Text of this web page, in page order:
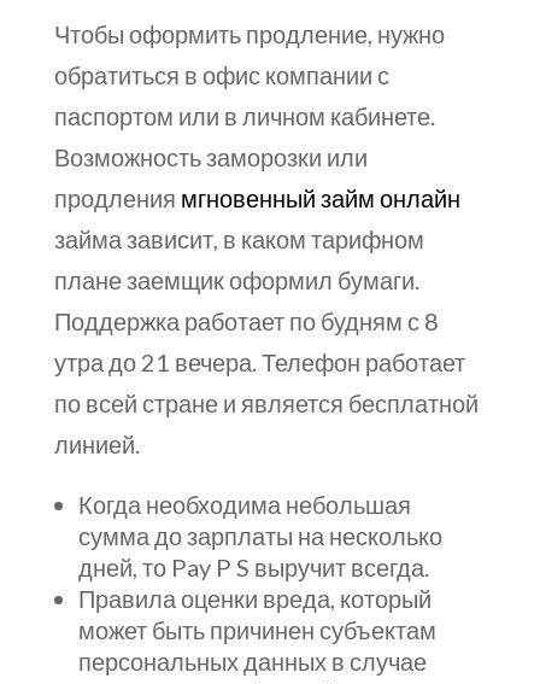
Чтобы оформить продление, нужно
обратиться в офис компании с
паспортом или в личном кабинете.
Возможность заморозки или
продления мгновенный займ онлайн
займа зависит, в каком тарифном
плане заемщик оформил бумаги.
Поддержка работает по будням с 8
утра до 21 вечера. Телефон работает
по всей стране и является бесплатной
линией.
Когда необходима небольшая
сумма до зарплаты на несколько
дней, то Pay P S выручит всегда.
Правила оценки вреда, который
может быть причинен субъектам
персональных данных в случае